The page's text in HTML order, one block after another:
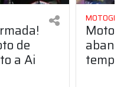
de
a Ai
MOTOGP